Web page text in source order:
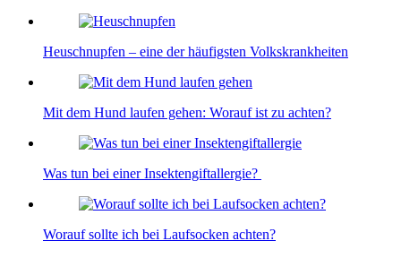
Heuschnupfen – eine der häufigsten Volkskrankheiten
Mit dem Hund laufen gehen: Worauf ist zu achten?
Was tun bei einer Insektengiftallergie?
Worauf sollte ich bei Laufsocken achten?